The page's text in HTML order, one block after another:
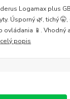
Logamax plus
Úsporný 🌿, tichý
📱. Vhodný
celý popis